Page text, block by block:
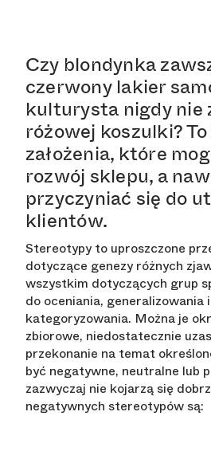
Czy blondynka
czerwony lakier
kulturysta nigdy nie
różowej koszulki? To
założenia, które
rozwój sklepu, a
przyczyniać się do
klientów.
Stereotypy to uproszczone
dotyczące genezy różnych
wszystkim dotyczących grup
do oceniania, generalizowania i
kategoryzowania. Można je
zbiorowe, niedostatecznie
przekonanie na temat
być negatywne, neutralne lub
zazwyczaj nie kojarzą się
negatywnych stereotypów są: